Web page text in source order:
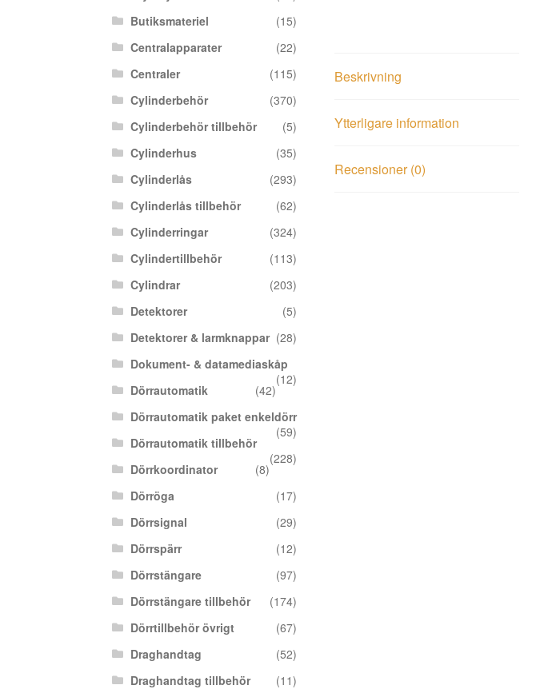
Beskrivning
Ytterligare information
Recensioner (0)
Butiksmateriel
(15)
Centralapparater
(22)
Centraler
(115)
Cylinderbehör
(370)
Cylinderbehör tillbehör
(5)
Cylinderhus
(35)
Cylinderlås
(293)
Cylinderlås tillbehör
(62)
Cylinderringar
(324)
Cylindertillbehör
(113)
Cylindrar
(203)
Detektorer
(5)
Detektorer & larmknappar (28)
Dokument- & datamediaskåp
(12)
Dörrautomatik
(42)
Dörrautomatik paket enkeldörr
(59)
Dörrautomatik tillbehör
(228)
Dörrkoordinator
(8)
Dörröga
(17)
Dörrsignal
(29)
Dörrspärr
(12)
Dörrstängare
(97)
Dörrstängare tillbehör
(174)
Dörrtillbehör övrigt
(67)
Draghandtag
(52)
Draghandtag tillbehör
(11)